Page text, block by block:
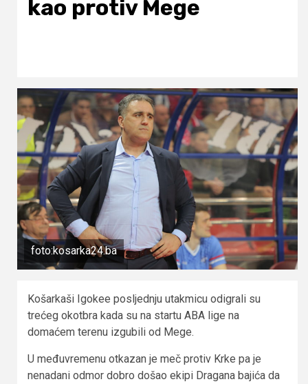
kao protiv Mege
foto:kosarka24.ba
Košarkaši Igokee posljednju utakmicu odigrali su
trećeg okotbra kada su na startu ABA lige na
domaćem terenu izgubili od Mege.
U međuvremenu otkazan je meč protiv Krke pa je
nenadani odmor dobro došao ekipi Dragana bajića da